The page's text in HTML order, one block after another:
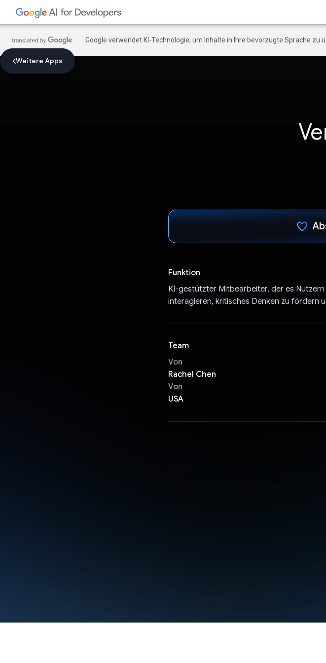
Google verwendet KI-Technologie, um Inhalte in Ihre bevorzugte Sprache zu
Weitere Apps
Funktion
KI-gestützter Mitbearbeiter, der es
interagieren, kritisches Denken zu fördern
Team
Von
Rachel Chen
Von
USA